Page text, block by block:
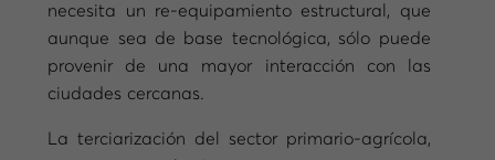
necesita un re-equipamiento estructural, que
aunque sea de base tecnológica, sólo puede
provenir de una mayor interacción con las
ciudades cercanas.
La terciarización del sector primario-agrícola,